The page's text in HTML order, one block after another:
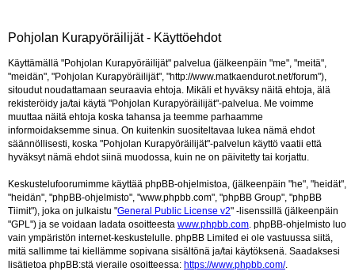
Pohjolan Kurapyöräilijät - Käyttöehdot
Käyttämällä "Pohjolan Kurapyöräilijät" palvelua (jälkeenpäin "me", "meitä",
"meidän", "Pohjolan Kurapyöräilijät", "http://www.matkaendurot.net/forum"),
sitoudut noudattamaan seuraavia ehtoja. Mikäli et hyväksy näitä ehtoja, älä
rekisteröidy ja/tai käytä "Pohjolan Kurapyöräilijät"-palvelua. Me voimme
muuttaa näitä ehtoja koska tahansa ja teemme parhaamme
informoidaksemme sinua. On kuitenkin suositeltavaa lukea nämä ehdot
säännöllisesti, koska "Pohjolan Kurapyöräilijät"-palvelun käyttö vaatii että
hyväksyt nämä ehdot siinä muodossa, kuin ne on päivitetty tai korjattu.
Keskustelufoorumimme käyttää phpBB-ohjelmistoa, (jälkeenpäin "he", "heidät",
"heidän", "phpBB-ohjelmisto", "www.phpbb.com", "phpBB Group", "phpBB
Tiimit"), joka on julkaistu "General Public License v2" -lisenssillä (jälkeenpäin
"GPL") ja se voidaan ladata osoitteesta www.phpbb.com. phpBB-ohjelmisto luo
vain ympäristön internet-keskustelulle. phpBB Limited ei ole vastuussa siitä,
mitä sallimme tai kiellämme sopivana sisältönä ja/tai käytöksenä. Saadaksesi
lisätietoa phpBB:stä vieraile osoitteessa: https://www.phpbb.com/.